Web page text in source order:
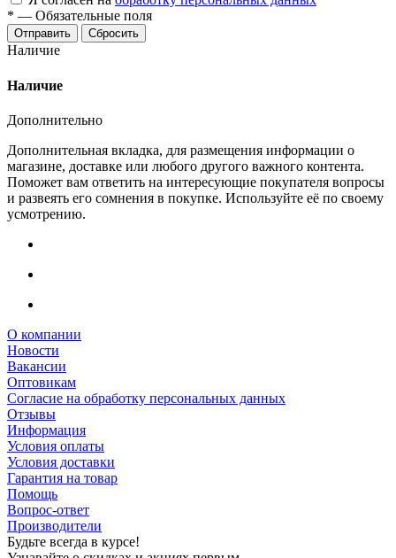
* — Обязательные поля
Сбросить
Наличие
Наличие
Дополнительно
Дополнительная вкладка, для размещения информации о
магазине, доставке или любого другого важного контента.
Поможет вам ответить на интересующие покупателя вопросы
и развеять его сомнения в покупке. Используйте её по своему
усмотрению.
О компании
Новости
Вакансии
Оптовикам
Cогласие на обработку персональных данных
Отзывы
Информация
Условия оплаты
Условия доставки
Гарантия на товар
Помощь
Вопрос-ответ
Производители
Будьте всегда в курсе!